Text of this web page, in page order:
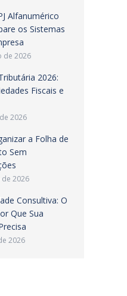
Alfanumérico
os Sistemas
de 2026
2026:
Fiscais e
2026
a Folha de
Sem
2026
Consultiva: O
Que Sua
2026